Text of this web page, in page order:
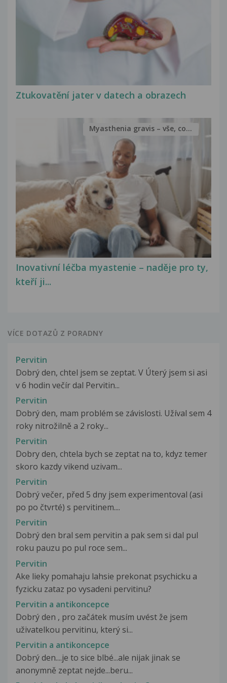
Ztukovatění jater v datech a obrazech
Inovativní léčba myastenie – naděje pro ty,
kteří ji...
Myasthenia gravis – vše, co...
VÍCE DOTAZŮ Z PORADNY
Pervitin
Dobrý den, chtel jsem se zeptat. V Úterý jsem si asi
v 6 hodin večír dal Pervitin...
Pervitin
Dobrý den, mam problém se závislosti. Užíval sem 4
roky nitrožilně a 2 roky...
Pervitin
Dobry den, chtela bych se zeptat na to, kdyz temer
skoro kazdy vikend uzivam...
Pervitin
Dobrý večer, před 5 dny jsem experimentoval (asi
po po čtvrté) s pervitinem....
Pervitin
Dobrý den bral sem pervitin a pak sem si dal pul
roku pauzu po pul roce sem...
Pervitin
Ake lieky pomahaju lahsie prekonat psychicku a
fyzicku zataz po vysadeni pervitinu?
Pervitin a antikoncepce
Dobrý den , pro začátek musím uvést že jsem
uživatelkou pervitinu, který si...
Pervitin a antikoncepce
Dobrý den....je to sice blbé...ale nijak jinak se
anonymně zeptat nejde...beru...